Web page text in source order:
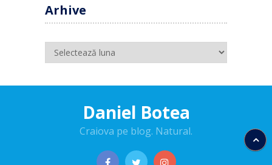
Arhive
Arhive
Daniel Botea
Craiova pe blog. Natural.